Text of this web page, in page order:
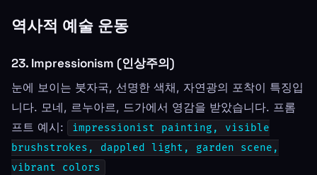
역사적 예술 운동
23. Impressionism (인상주의)
눈에 보이는 붓자국, 선명한 색채, 자연광의 포착이 특징입
니다. 모네, 르누아르, 드가에서 영감을 받았습니다. 프롬
프트 예시:
impressionist painting, visible
brushstrokes, dappled light, garden scene,
vibrant colors